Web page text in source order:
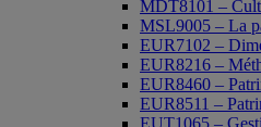
MDT8101 –
MSL9005 – La
EUR7102 –
EUR8216 –
EUR8460 –
EUR8511 –
EUT1065 –